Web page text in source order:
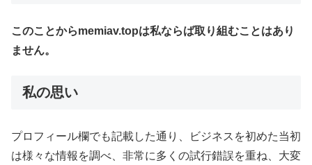
このことからmemiav.topは私ならば取り組むことはあり
ません。
私の思い
プロフィール欄でも記載した通り、ビジネスを初めた当初
は様々な情報を調べ、非常に多くの試行錯誤を重ね、大変